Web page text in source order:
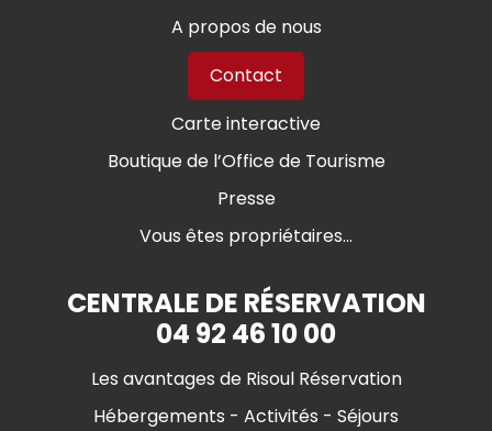
A propos de nous
Contact
Carte interactive
Boutique de l’Office de Tourisme
Presse
Vous êtes propriétaires...
CENTRALE DE RÉSERVATION
04 92 46 10 00
Les avantages de Risoul Réservation
Hébergements - Activités - Séjours